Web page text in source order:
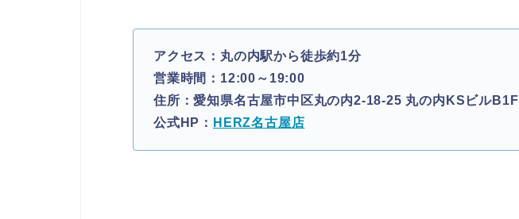
アクセス：丸の内駅から徒歩約1分
営業時間：12:00～19:00
住所：愛知県名古屋市中区丸の内2-18-25 丸の内KSビルB1F
公式HP： HERZ名古屋店